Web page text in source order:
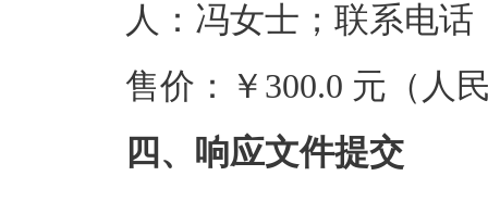
人：冯女士；联系电话
售价：￥300.0 元（人
四、响应文件提交